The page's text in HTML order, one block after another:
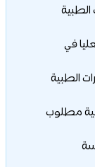
في
الطبية
مطلوب